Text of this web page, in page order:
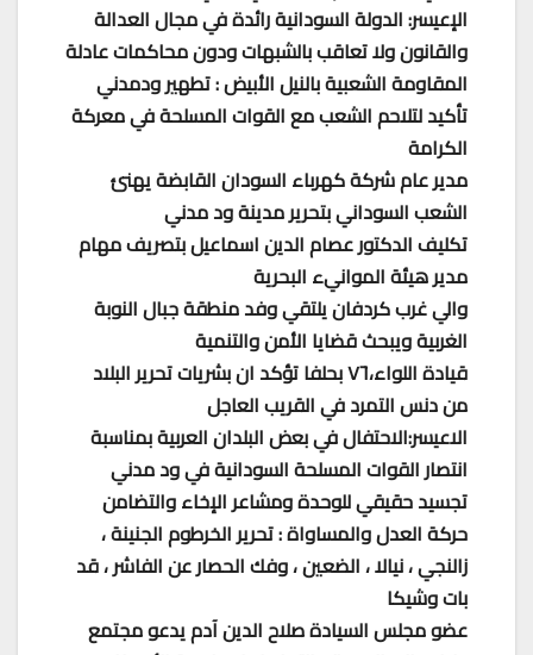
الإعيسر: الدولة السودانية رائدة في مجال العدالة
والقانون ولا تعاقب بالشبهات ودون محاكمات عادلة
المقاومة الشعبية بالنيل الأبيض : تطهير ودمدني
تأكيد لتلاحم الشعب مع القوات المسلحة في معركة
الكرامة
مدير عام شركة كهرباء السودان القابضة يهنئ
الشعب السوداني بتحرير مدينة ود مدني
تكليف الدكتور عصام الدين اسماعيل بتصريف مهام
مدير هيئة الموانيء البحرية
والي غرب كردفان يلتقي وفد منطقة جبال النوبة
الغربية ويبحث قضايا الأمن والتنمية
قيادة اللواء،٧٦ بحلفا تؤكد ان بشريات تحرير البلاد
من دنس التمرد في القريب العاجل
الاعيسر:الاحتفال في بعض البلدان العربية بمناسبة
انتصار القوات المسلحة السودانية في ود مدني
تجسيد حقيقي للوحدة ومشاعر الإخاء والتضامن
حركة العدل والمساواة : تحرير الخرطوم الجنينة ،
زالنجي ، نيالا ، الضعين ، وفك الحصار عن الفاشر ، قد
بات وشيكا
عضو مجلس السيادة صلاح الدين آدم يدعو مجتمع